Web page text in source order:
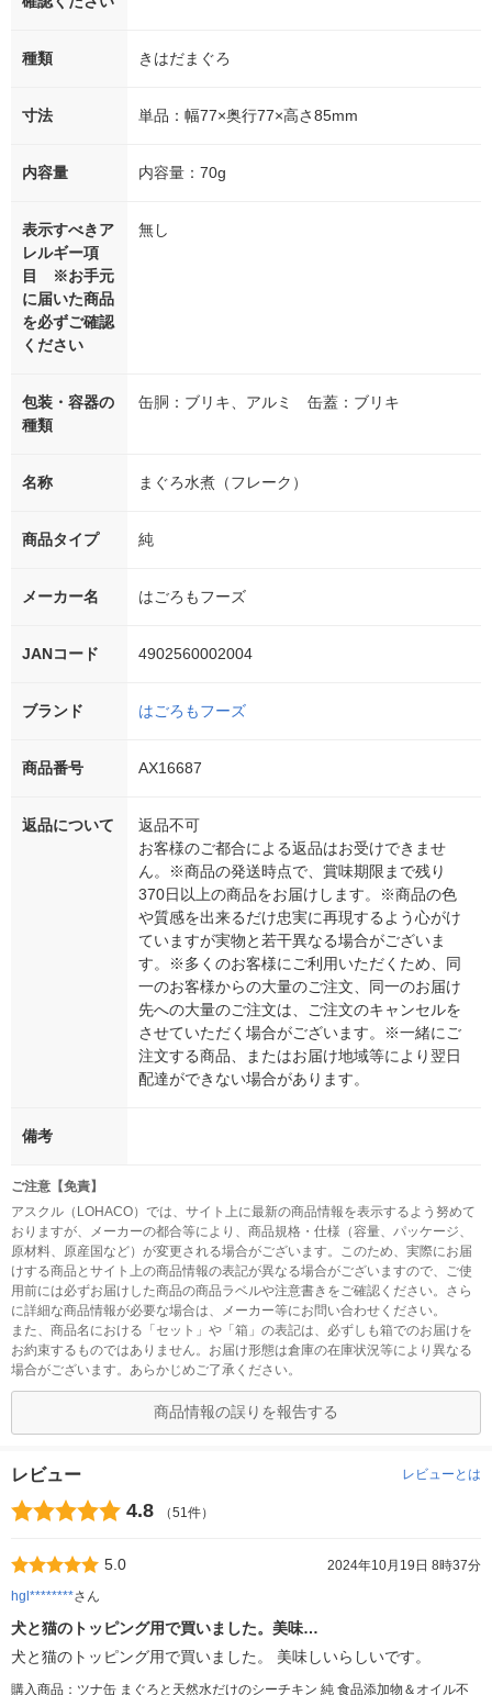
種類 きはだまぐろ
寸法 単品：幅77×奥行77×高さ85mm
内容量 内容量：70g
表示すべきア
レルギー項
目 ※お手元
に届いた商品
を必ずご確認
ください
無し
包装・容器の
種類
缶胴：ブリキ、アルミ 缶蓋：ブリキ
名称 まぐろ水煮（フレーク）
商品タイプ 純
メーカー名 はごろもフーズ
JANコード 4902560002004
ブランド はごろもフーズ
商品番号 AX16687
返品について
返品不可
お客様のご都合による返品はお受けできませ
ん。※商品の発送時点で、賞味期限まで残り
370日以上の商品をお届けします。※商品の色
や質感を出来るだけ忠実に再現するよう心がけ
ていますが実物と若干異なる場合がございま
す。※多くのお客様にご利用いただくため、同
一のお客様からの大量のご注文、同一のお届け
先への大量のご注文は、ご注文のキャンセルを
させていただく場合がございます。※一緒にご
注文する商品、またはお届け地域等により翌日
配達ができない場合があります。
備考
ご注意【免責】
アスクル（LOHACO）では、サイト上に最新の商品情報を表示するよう努めて
おりますが、メーカーの都合等により、商品規格・仕様（容量、パッケージ、
原材料、原産国など）が変更される場合がございます。このため、実際にお届
けする商品とサイト上の商品情報の表記が異なる場合がございますので、ご使
用前には必ずお届けした商品の商品ラベルや注意書きをご確認ください。さら
に詳細な商品情報が必要な場合は、メーカー等にお問い合わせください。
また、商品名における「セット」や「箱」の表記は、必ずしも箱でのお届けを
お約束するものではありません。お届け形態は倉庫の在庫状況等により異なる
場合がございます。あらかじめご了承ください。
商品情報の誤りを報告する
レビュー レビューとは
4.8 （51件）
5.0
2024年10月19日 8時37分
hgl********さん
犬と猫のトッピング用で買いました。美味…
犬と猫のトッピング用で買いました。 美味しいらしいです。
購入商品：ツナ缶 まぐろと天然水だけのシーチキン 純 食品添加物＆オイル不